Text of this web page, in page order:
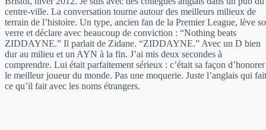
centre-ville. La conversation tourne autour des meilleurs milieux de
terrain de l’histoire. Un type, ancien fan de la Premier League, lève
verre et déclare avec beaucoup de conviction : “Nothing beats
ZIDDAYNE.” Il parlait de Zidane. “ZIDDAYNE.” Avec un D bien
dur au milieu et un AYN à la fin. J’ai mis deux secondes à
comprendre. Lui était parfaitement sérieux : c’était sa façon d’honorer
le meilleur joueur du monde. Pas une moquerie. Juste l’anglais qui fait
ce qu’il fait avec les noms étrangers.